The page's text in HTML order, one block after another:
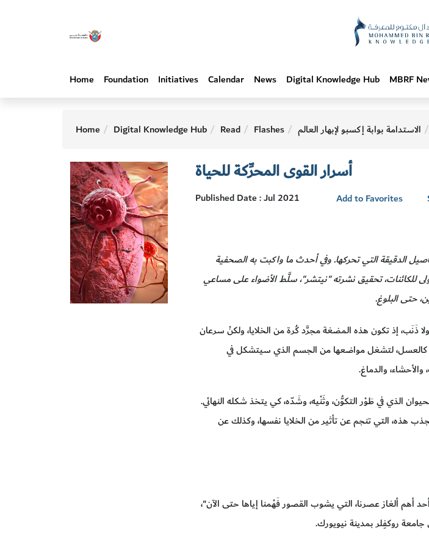
Home Foundation Initiatives Calendar News Digital Knowledge Hub MBRF
Home Digital Knowledge Hub Read Flashes الاستدامة بوابة إكسبو لإبهار العالم
أسرار القوى المحرِّكة للحياة
Published Date : Jul 2021 Add to Favorites
الدقيقة التي تحركها. وفي أحدث ما واكبت به الصحفية
للكائنات، تحقيق نشرته "نيتشر"، سلَّط الأضواء على مساعي
حتى البلوغ.
ذَنَب، إذ تكون هذه المضغة مجرَّد كُرة من الخلايا، ولكنْ سرعان
كالعسل، لتشغل مواضعها من الجسم الذي سيتشكل في
والدماغ.
الذي في طَوْر التكوُّن، وثَنْيه، وشَدّه، كي يتخذ شكله النهائي.
هذه، التي تنجم عن تأثير من الخلايا نفسها، وكذلك عن
أهم ألغاز عصرنا، التي يشوب القصور فَهْمنا إياها حتى الآن"،
روكفِلر بمدينة نيويورك.